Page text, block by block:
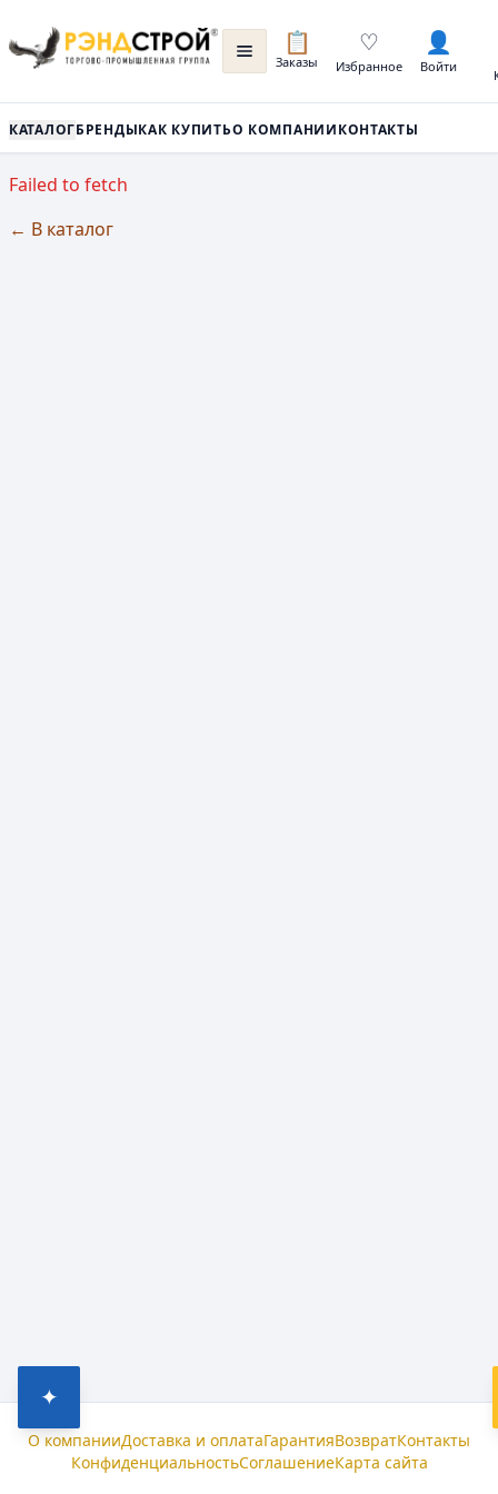
📋
Заказы
♡
Избранное
👤
Войти
КАТАЛОГБРЕНДЫКАК КУПИТЬО КОМПАНИИКОНТАКТЫ
Failed to fetch
← В каталог
✦
О компанииДоставка и оплатаГарантияВозвратКонтакты
КонфиденциальностьСоглашениеКарта сайта